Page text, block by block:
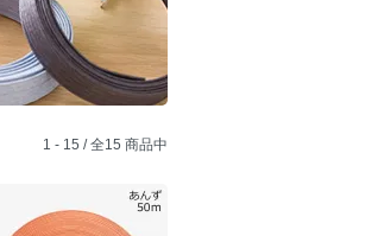
1 - 15 / 全15 商品中